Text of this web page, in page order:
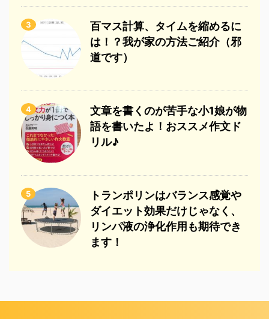
3
百マス計算、タイムを縮めるに
は！？我が家の方法ご紹介（邪
道です）
4
文章を書くのが苦手な小1娘が物
語を書いたよ！おススメ作文ド
リル♪
5
トランポリンはバランス感覚や
ダイエット効果だけじゃなく、
リンパ液の浄化作用も期待でき
ます！